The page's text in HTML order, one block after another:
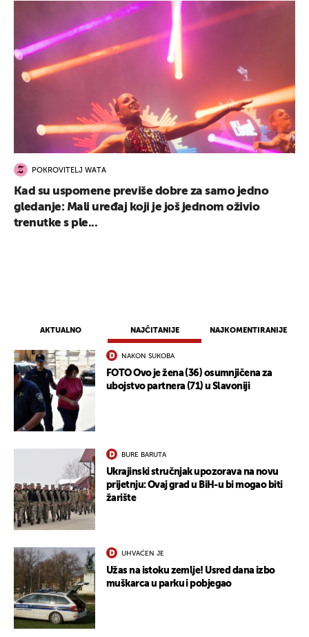
AKTUALNO NAJČITANIJE NAJKOMENTIRANIJE
NAKON SUKOBA
FOTO Ovo je žena (36) osumnjičena za
ubojstvo partnera (71) u Slavoniji
BURE BARUTA
Ukrajinski stručnjak upozorava na novu
prijetnju: Ovaj grad u BiH-u bi mogao biti
žarište
UHVAĆEN JE
Užas na istoku zemlje! Usred dana izbo
muškarca u parku i pobjegao
POKROVITELJ WATA
Kad su uspomene previše dobre za samo jedno
gledanje: Mali uređaj koji je još jednom oživio
trenutke s ple...